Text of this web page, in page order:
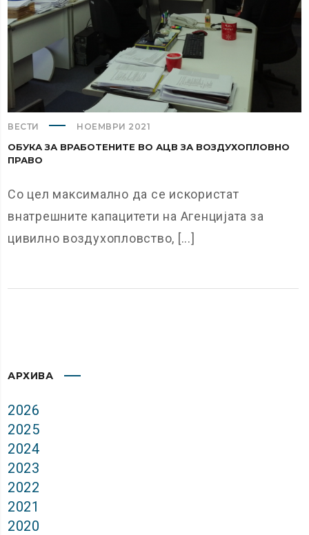
ВЕСТИ НОЕМВРИ 2021
ОБУКА ЗА ВРАБОТЕНИТЕ ВО АЦВ ЗА ВОЗДУХОПЛОВНО
ПРАВО
Со цел максимално да се искористат
внатрешните капацитети на Агенцијата за
цивилно воздухопловство, [...]
АРХИВА
2026
2025
2024
2023
2022
2021
2020